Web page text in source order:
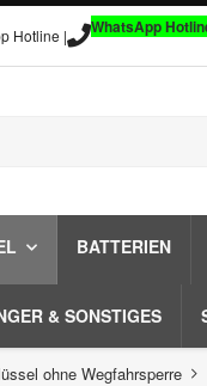
Hotline | WhatsApp
BATTERIEN
& SONSTIGES
ohne Wegfahrsperre